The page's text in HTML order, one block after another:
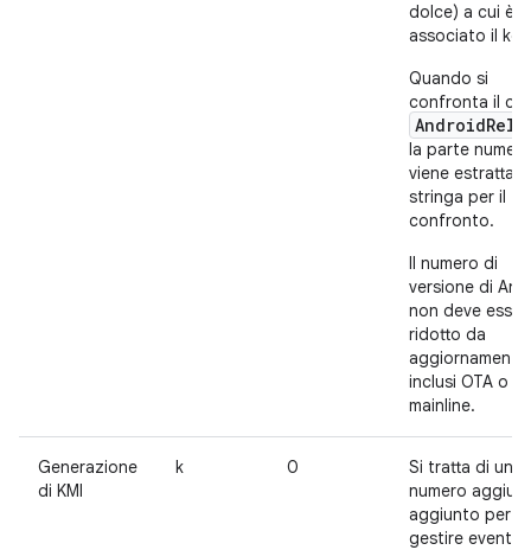
dolce) a cui è
associato il
Quando si
confronta il
la parte
viene estratta
stringa per il
confronto.
Il numero di
versione di
non deve
ridotto da
aggiornamenti,
inclusi OTA o
mainline.
Generazione
di KMI
k 0
Si tratta di un
numero
aggiunto per
gestire eventi